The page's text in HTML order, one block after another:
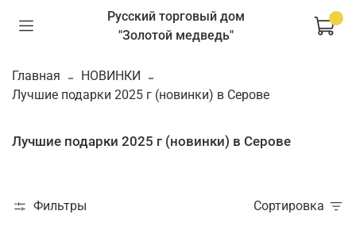
Русский торговый дом
"Золотой медведь"
Главная
НОВИНКИ
Лучшие подарки 2025 г (новинки) в Серове
Лучшие подарки 2025 г (новинки) в Серове
Фильтры Сортировка